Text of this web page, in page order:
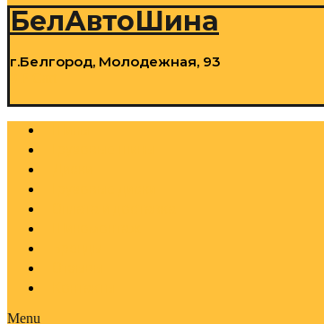
БелАвтоШина
г.Белгород, Молодежная, 93
Menu